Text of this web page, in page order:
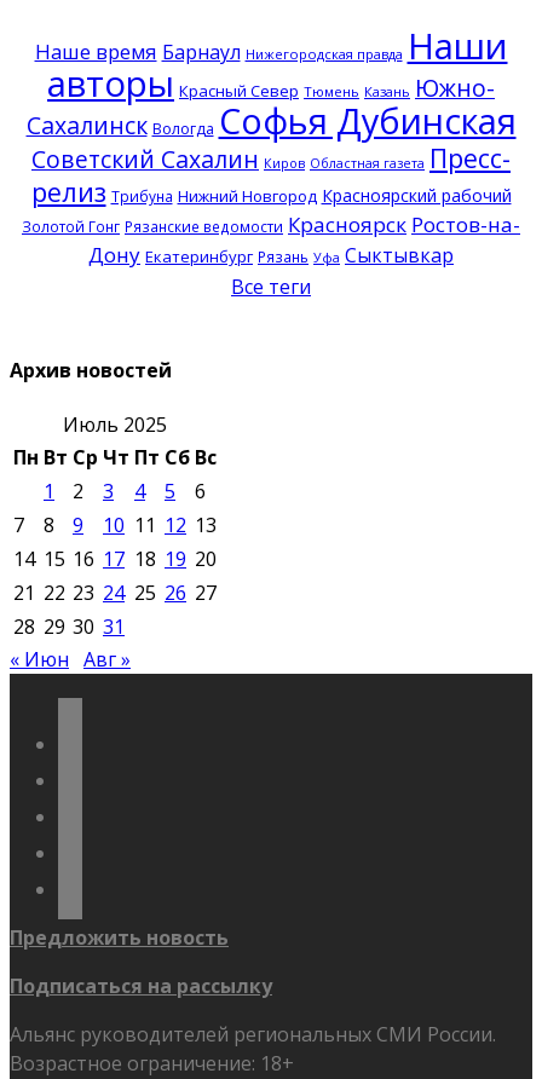
Наше время Барнаул Нижегородская правда Наши
авторы Красный Север Тюмень Казань Южно-
Сахалинск Вологда Софья Дубинская
Советский Сахалин Киров Областная газета Пресс-
релиз Трибуна Нижний Новгород Красноярский рабочий
Золотой Гонг Рязанские ведомости Красноярск Ростов-на-
Дону Екатеринбург Рязань Уфа Сыктывкар
Все теги
Архив новостей
Июль 2025
Пн Вт Ср Чт Пт Сб Вс
1
2 3 4 5
6
7
8 9 10 11 12 13
14 15 16 17 18 19 20
21 22 23 24 25 26 27
28 29 30 31
« Июн Авг »
Предложить новость
Подписаться на рассылку
Альянс руководителей региональных СМИ России.
Возрастное ограничение: 18+